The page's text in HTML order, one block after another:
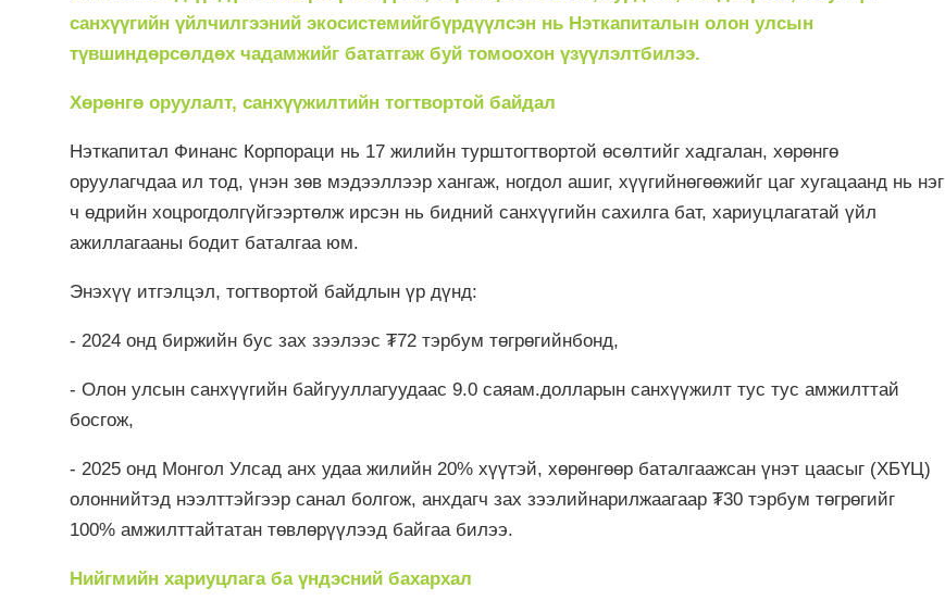
санхүүгийн үйлчилгээний экосистемийгбүрдүүлсэн нь Нэткапиталын олон улсын
түвшиндөрсөлдөх чадамжийг бататгаж буй томоохон үзүүлэлтбилээ.
Хөрөнгө оруулалт, санхүүжилтийн тогтвортой байдал
Нэткапитал Финанс Корпораци нь 17 жилийн турштогтвортой өсөлтийг хадгалан, хөрөнгө
оруулагчдаа ил тод, үнэн зөв мэдээллээр хангаж, ногдол ашиг, хүүгийнөгөөжийг цаг хугацаанд нь нэг
ч өдрийн хоцрогдолгүйгээртөлж ирсэн нь бидний санхүүгийн сахилга бат, хариуцлагатай үйл
ажиллагааны бодит баталгаа юм.
Энэхүү итгэлцэл, тогтвортой байдлын үр дүнд:
- 2024 онд биржийн бус зах зээлээс ₮72 тэрбум төгрөгийнбонд,
- Олон улсын санхүүгийн байгууллагуудаас 9.0 саяам.долларын санхүүжилт тус тус амжилттай
босгож,
- 2025 онд Монгол Улсад анх удаа жилийн 20% хүүтэй, хөрөнгөөр баталгаажсан үнэт цаасыг (ХБҮЦ)
олоннийтэд нээлттэйгээр санал болгож, анхдагч зах зээлийнарилжаагаар ₮30 тэрбум төгрөгийг
100% амжилттайтатан төвлөрүүлээд байгаа билээ.
Нийгмийн хариуцлага ба үндэсний бахархал